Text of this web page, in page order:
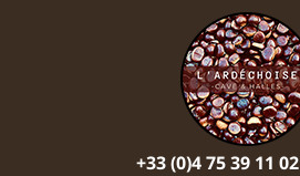
+33 (0)4 75 39 11 02